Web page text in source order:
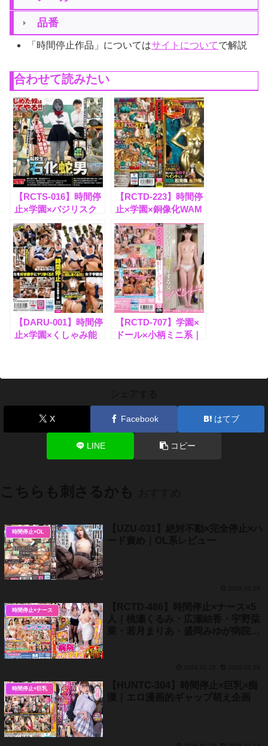
品番
「時間停止作品」についてはサイトについてで解説
合わせて読みたい
【RCTS-016】時間停
止×学園×バジリスク
の石化能力｜学園系
【RCTD-223】時間停
止×学園×銅像化WAM
美術館｜学園系
【DARU-001】時間停
止×学園×くしゃみ能
【RCTD-707】学園×
ドール×小柄ミニ系｜
X Facebook はてブ
LINE コピー
時間停止×OL
時間停止×ナース
時間停止×巨乳